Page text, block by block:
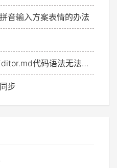
音输入方案表情的办法
语法无法高亮问题的解决方案
步